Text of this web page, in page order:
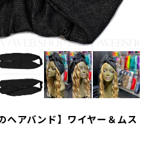
ヘアバンド】ワイヤー＆ムス